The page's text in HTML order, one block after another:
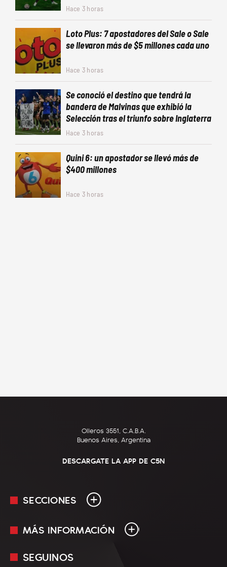
Hace 3 horas
Loto Plus: 7 apostadores del Sale o Sale
se llevaron más de $5 millones cada uno
Hace 3 horas
Se conoció el destino que tendrá la
bandera de Malvinas que exhibió la
Selección tras el triunfo sobre Inglaterra
Hace 3 horas
Quini 6: un apostador se llevó más de
$400 millones
Hace 3 horas
Olleros 3551, C.A.B.A.
Buenos Aires, Argentina
DESCARGATE LA APP DE C5N
SECCIONES
En Vivo
MÁS INFORMACIÓN
Mediakit
SEGUINOS